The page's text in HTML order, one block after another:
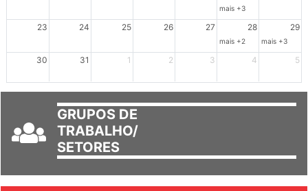
mais +3
23 24 25 26 27 28 29
mais +2 mais +3
30 31 1 2 3 4 5
GRUPOS DE
TRABALHO/
SETORES